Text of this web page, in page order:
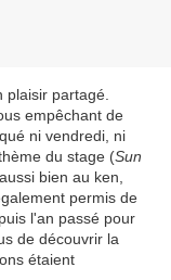
partagé.
empêchant de
ni vendredi, ni
du stage (Sun
bien au ken,
permis de
l'an passé pour
de découvrir la
étaient